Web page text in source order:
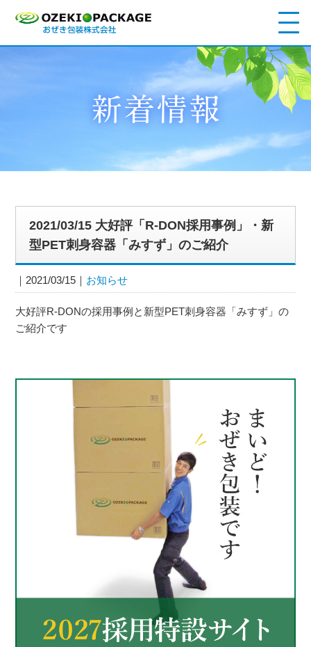
2021/03/15 大好評「R-DON採用事例」・新
型PET刺身容器「みすず」のご紹介
2021/03/15 お知らせ
大好評R-DONの採用事例と新型PET刺身容器「みすず」の
ご紹介です